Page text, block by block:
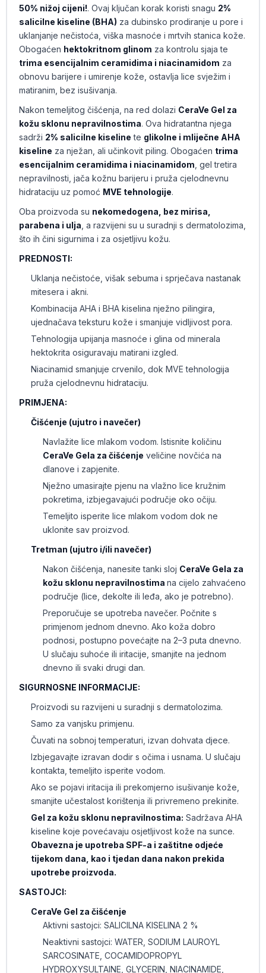
50% nižoj cijeni!. Ovaj ključan korak koristi snagu 2%
salicilne kiseline (BHA) za dubinsko prodiranje u pore i
uklanjanje nečistoća, viška masnoće i mrtvih stanica kože.
Obogaćen hektokritnom glinom za kontrolu sjaja te
trima esencijalnim ceramidima i niacinamidom za
obnovu barijere i umirenje kože, ostavlja lice svježim i
matiranim, bez isušivanja.
Nakon temeljitog čišćenja, na red dolazi CeraVe Gel za
kožu sklonu nepravilnostima. Ova hidratantna njega
sadrži 2% salicilne kiseline te glikolne i mliječne AHA
kiseline za nježan, ali učinkovit piling. Obogaćen trima
esencijalnim ceramidima i niacinamidom , gel tretira
nepravilnosti, jača kožnu barijeru i pruža cjelodnevnu
hidrataciju uz pomoć MVE tehnologije.
Oba proizvoda su nekomedogena, bez mirisa,
parabena i ulja , a razvijeni su u suradnji s dermatolozima,
što ih čini sigurnima i za osjetljivu kožu.
PREDNOSTI:
Uklanja nečistoće, višak sebuma i sprječava nastanak
mitesera i akni.
Kombinacija AHA i BHA kiselina nježno pilingira,
ujednačava teksturu kože i smanjuje vidljivost pora.
Tehnologija upijanja masnoće i glina od minerala
hektokrita osiguravaju matirani izgled.
Niacinamid smanjuje crvenilo, dok MVE tehnologija
pruža cjelodnevnu hidrataciju.
PRIMJENA:
Čišćenje (ujutro i navečer)
Navlažite lice mlakom vodom. Istisnite količinu
CeraVe Gela za čišćenje veličine novčića na
dlanove i zapjenite.
Nježno umasirajte pjenu na vlažno lice kružnim
pokretima, izbjegavajući područje oko očiju.
Temeljito isperite lice mlakom vodom dok ne
uklonite sav proizvod.
Tretman (ujutro i/ili navečer)
Nakon čišćenja, nanesite tanki sloj CeraVe Gela za
kožu sklonu nepravilnostima na cijelo zahvaćeno
područje (lice, dekolte ili leđa, ako je potrebno).
Preporučuje se upotreba navečer. Počnite s
primjenom jednom dnevno. Ako koža dobro
podnosi, postupno povećajte na 2–3 puta dnevno.
U slučaju suhoće ili iritacije, smanjite na jednom
dnevno ili svaki drugi dan.
SIGURNOSNE INFORMACIJE:
Proizvodi su razvijeni u suradnji s dermatolozima.
Samo za vanjsku primjenu.
Čuvati na sobnoj temperaturi, izvan dohvata djece.
Izbjegavajte izravan dodir s očima i usnama. U slučaju
kontakta, temeljito isperite vodom.
Ako se pojavi iritacija ili prekomjerno isušivanje kože,
smanjite učestalost korištenja ili privremeno prekinite.
Gel za kožu sklonu nepravilnostima: Sadržava AHA
kiseline koje povećavaju osjetljivost kože na sunce.
Obavezna je upotreba SPF-a i zaštitne odjeće
tijekom dana, kao i tjedan dana nakon prekida
upotrebe proizvoda.
SASTOJCI:
CeraVe Gel za čišćenje
Aktivni sastojci: SALICILNA KISELINA 2 %
Neaktivni sastojci: WATER, SODIUM LAUROYL
SARCOSINATE, COCAMIDOPROPYL
HYDROXYSULTAINE, GLYCERIN, NIACINAMIDE,